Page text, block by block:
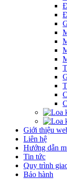
Giới thiệu
Liên hệ
Hướng dẫn
Tin tức
Quy trình
Bảo hành